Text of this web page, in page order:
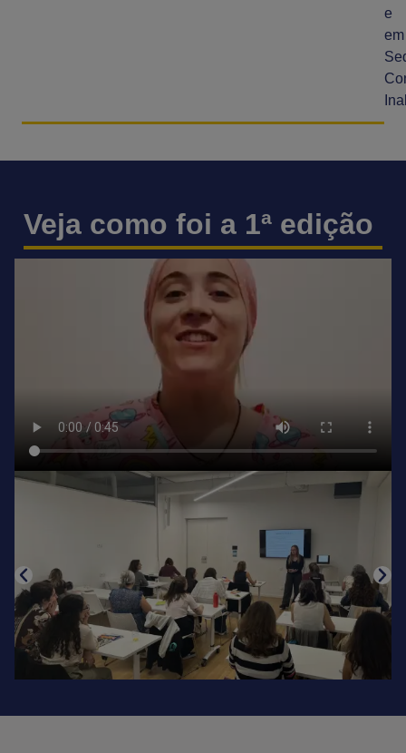
e
em
Veja como foi a 1ª edição